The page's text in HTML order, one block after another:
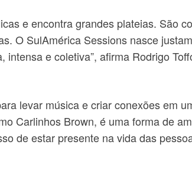
e encontra grandes plateias. São
O SulAmérica Sessions nasce
e coletiva”, afirma Rodrigo
levar música e criar conexões em
Carlinhos Brown, é uma forma de
de estar presente na vida das